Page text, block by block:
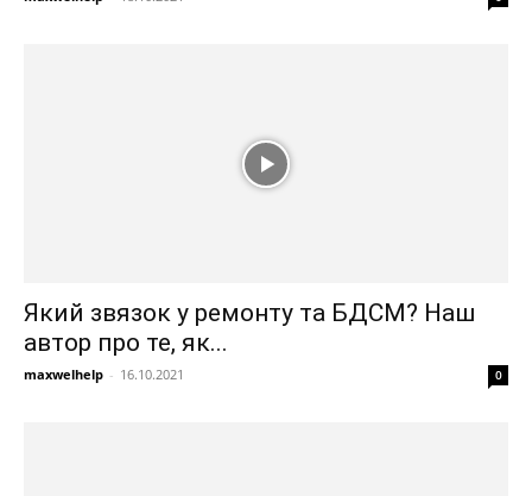
Який звязок у ремонту та БДСМ? Наш
автор про те, як...
maxwelhelp - 16.10.2021 0